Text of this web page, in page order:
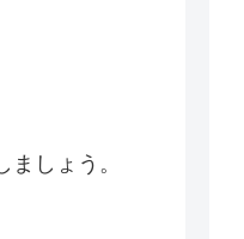
しょう。